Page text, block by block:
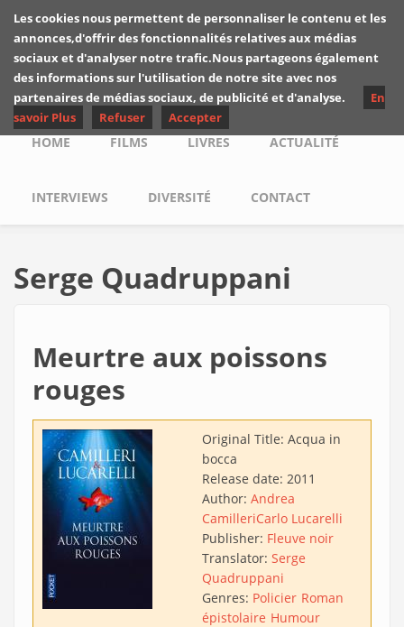
Skip to main content
Les critiques de
Yuyine
Main menu
HOME FILMS LIVRES ACTUALITÉ
INTERVIEWS DIVERSITÉ CONTACT
Serge Quadruppani
Meurtre aux poissons
rouges
Original Title: Acqua in
bocca
Release date: 2011
Author: Andrea
CamilleriCarlo Lucarelli
Publisher: Fleuve noir
Translator: Serge
Quadruppani
Genres: Policier Roman
épistolaire Humour
Les cookies nous permettent de personnaliser le contenu et les
annonces,d'offrir des fonctionnalités relatives aux médias
sociaux et d'analyser notre trafic.Nous partageons également
des informations sur l'utilisation de notre site avec nos
partenaires de médias sociaux, de publicité et d'analyse.
En
savoir Plus
Refuser Accepter